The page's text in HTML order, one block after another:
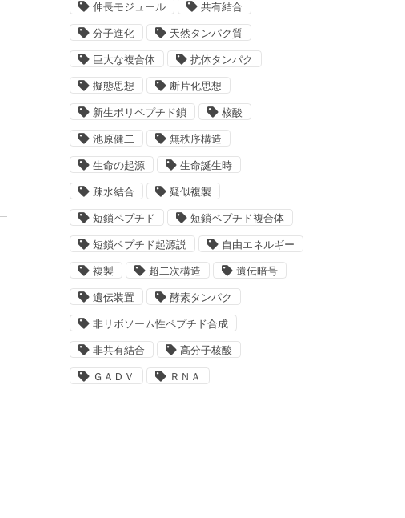
伸長モジュール 共有結合
分子進化 天然タンパク質
巨大な複合体 抗体タンパク
擬態思想 断片化思想
新生ポリペプチド鎖 核酸
池原健二 無秩序構造
生命の起源 生命誕生時
疎水結合 疑似複製
短鎖ペプチド 短鎖ペプチド複合体
短鎖ペプチド起源説 自由エネルギー
複製 超二次構造 遺伝暗号
遺伝装置 酵素タンパク
非リボソーム性ペプチド合成
非共有結合 高分子核酸
ＧＡＤＶ ＲＮＡ